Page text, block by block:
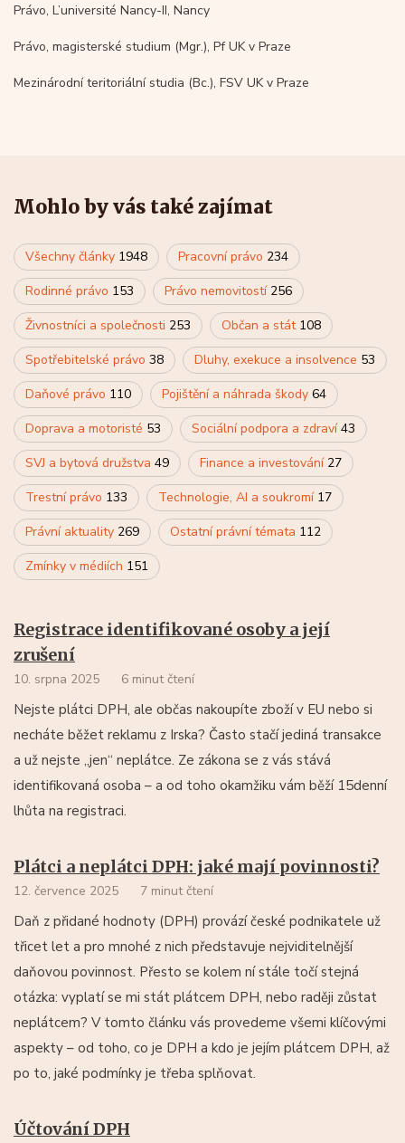
Právo, L’université Nancy-II, Nancy
Právo, magisterské studium (Mgr.), Pf UK v Praze
Mezinárodní teritoriální studia (Bc.), FSV UK v Praze
Mohlo by vás také zajímat
Všechny články 1948 Pracovní právo 234
Rodinné právo 153 Právo nemovitostí 256
Živnostníci a společnosti 253 Občan a stát 108
Spotřebitelské právo 38 Dluhy, exekuce a insolvence 53
Daňové právo 110 Pojištění a náhrada škody 64
Doprava a motoristé 53 Sociální podpora a zdraví43
SVJ a bytová družstva 49 Finance a investování 27
Trestní právo 133 Technologie, AI a soukromí 17
Právní aktuality 269 Ostatní právní témata 112
Zmínky v médiích 151
Registrace identifikované osoby a její
zrušení
10. srpna 2025 6 minut čtení
Nejste plátci DPH, ale občas nakoupíte zboží v EU nebo si
necháte běžet reklamu z Irska? Často stačí jediná transakce
a už nejste „jen“ neplátce. Ze zákona se z vás stává
identifikovaná osoba – a od toho okamžiku vám běží 15denní
lhůta na registraci.
Plátci a neplátci DPH: jaké mají povinnosti?
12. července 2025 7 minut čtení
Daň z přidané hodnoty (DPH) provází české podnikatele už
třicet let a pro mnohé z nich představuje nejviditelnější
daňovou povinnost. Přesto se kolem ní stále točí stejná
otázka: vyplatí se mi stát plátcem DPH, nebo raději zůstat
neplátcem? V tomto článku vás provedeme všemi klíčovými
aspekty – od toho, co je DPH a kdo je jejím plátcem DPH, až
po to, jaké podmínky je třeba splňovat.
Účtování DPH